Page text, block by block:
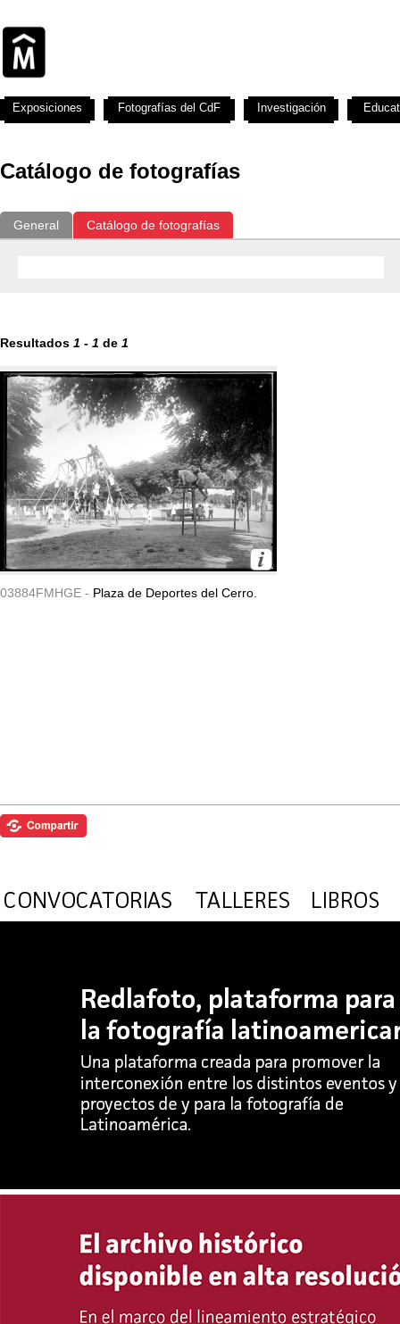
Catálogo de fotografías
General Catálogo de fotografías
Resultados 1 - 1 de 1
03884FMHGE - Plaza de Deportes del Cerro.
Exposiciones Fotografías del CdF Investigación